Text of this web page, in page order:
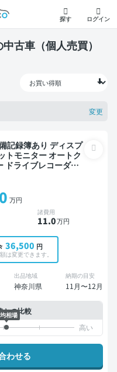
コ
探す ログイン
古車（個人売買）
変更
トモニター オートク
ドライブレコーダー
万円
諸費用
11.0万円
36,500 円
は変更できます。
出品地域
神奈川県
納期の目安
11月〜12月
との比較
相場
わせる